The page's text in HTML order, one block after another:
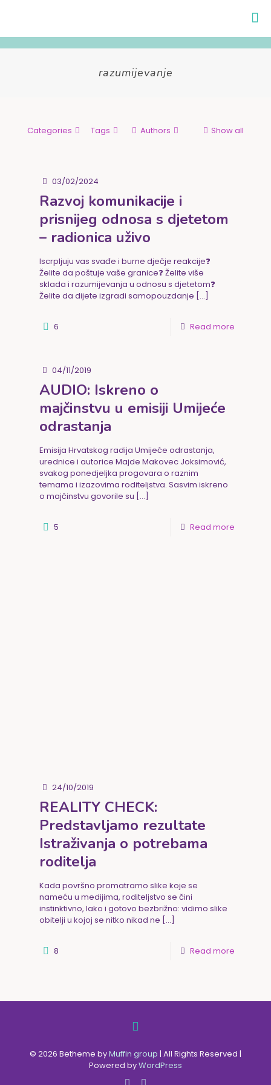
razumijevanje
Categories Tags Authors Show all
03/02/2024
Razvoj komunikacije i
prisnijeg odnosa s djetetom
– radionica uživo
Iscrpljuju vas svađe i burne dječje reakcije❓
Želite da poštuje vaše granice❓ Želite više
sklada i razumijevanja u odnosu s djetetom❓
Želite da dijete izgradi samopouzdanje […]
6 Read more
04/11/2019
AUDIO: Iskreno o
majčinstvu u emisiji Umijeće
odrastanja
Emisija Hrvatskog radija Umijeće odrastanja,
urednice i autorice Majde Makovec Joksimović,
svakog ponedjeljka progovara o raznim
temama i izazovima roditeljstva. Sasvim iskreno
o majčinstvu govorile su […]
5 Read more
24/10/2019
REALITY CHECK:
Predstavljamo rezultate
Istraživanja o potrebama
roditelja
Kada površno promatramo slike koje se
nameću u medijima, roditeljstvo se čini
instinktivno, lako i gotovo bezbrižno: vidimo slike
obitelji u kojoj se nitko nikad ne […]
8 Read more
© 2026 Betheme byMuffin group | All Rights Reserved |
Powered byWordPress